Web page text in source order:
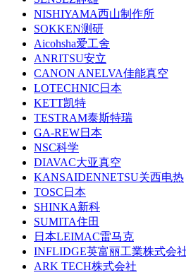
NISHIYAMA西山制作所
SOKKEN测研
Aicohsha爱工舍
ANRITSU安立
CANON ANELVA佳能真空
LOTECHNIC日本
KETT凯特
TESTRAM泰斯特瑞
GA-REW日本
NSC科学
DIAVAC大亚真空
KANSAIDENNETSU关西电热
TOSC日本
SHINKA新科
SUMITA住田
日本LEIMAC雷马克
INFLIDGE英富丽工業株式会
ARK TECH株式会社